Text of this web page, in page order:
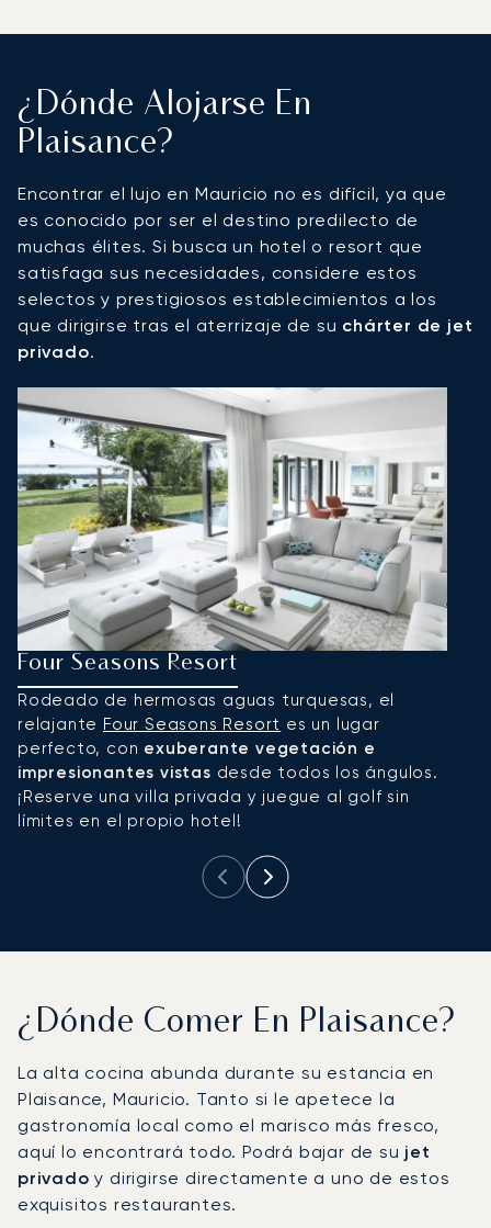
¿Dónde Alojarse En
Plaisance?
Encontrar el lujo en Mauricio no es difícil, ya que
es conocido por ser el destino predilecto de
muchas élites. Si busca un hotel o resort que
satisfaga sus necesidades, considere estos
selectos y prestigiosos establecimientos a los
que dirigirse tras el aterrizaje de su chárter de jet
privado.
Four Seasons Resort
Rodeado de hermosas aguas turquesas, el
relajante Four Seasons Resort es un lugar
perfecto, con exuberante vegetación e
impresionantes vistas desde todos los ángulos.
¡Reserve una villa privada y juegue al golf sin
límites en el propio hotel!
¿Dónde Comer En Plaisance?
La alta cocina abunda durante su estancia en
Plaisance, Mauricio. Tanto si le apetece la
gastronomía local como el marisco más fresco,
aquí lo encontrará todo. Podrá bajar de su jet
privado y dirigirse directamente a uno de estos
exquisitos restaurantes.